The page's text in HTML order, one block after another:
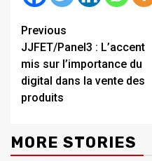
Continue
Reading
Previous
JJFET/Panel3 : L’accent
mis sur l’importance du
digital dans la vente des
produits
MORE STORIES